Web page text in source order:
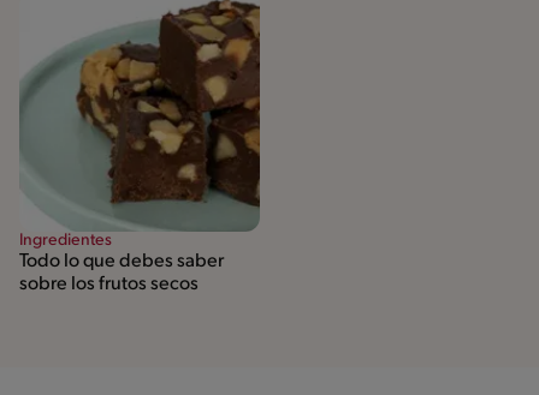
Ingredientes
Todo lo que debes saber
sobre los frutos secos